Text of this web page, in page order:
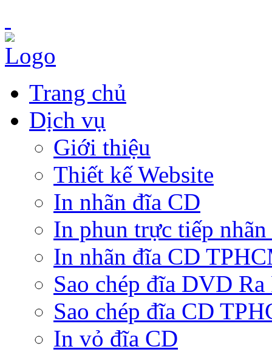
Trang chủ
Dịch vụ
Giới thiệu
Thiết kế Website
In nhãn đĩa CD
In phun trực tiếp
In nhãn đĩa CD
Sao chép đĩa DVD
Sao chép đĩa CD
In vỏ đĩa CD